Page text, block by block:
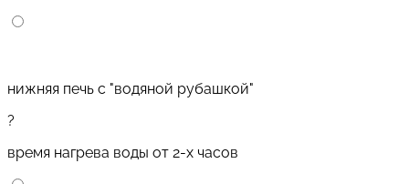
нижняя печь с "водяной рубашкой"
?
время нагрева воды от 2-х часов